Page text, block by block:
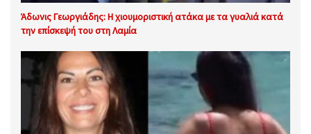
Άδωνις Γεωργιάδης: Η χιουμοριστική ατάκα με τα γυαλιά κατά
την επίσκεψή του στη Λαμία